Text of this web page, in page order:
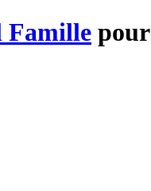
Famille